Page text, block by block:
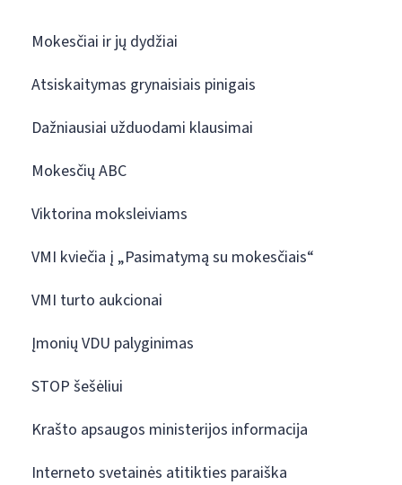
Mokesčiai ir jų dydžiai
Atsiskaitymas grynaisiais pinigais
Dažniausiai užduodami klausimai
Mokesčių ABC
Viktorina moksleiviams
VMI kviečia į „Pasimatymą su mokesčiais“
VMI turto aukcionai
Įmonių VDU palyginimas
STOP šešėliui
Krašto apsaugos ministerijos informacija
Interneto svetainės atitikties paraiška